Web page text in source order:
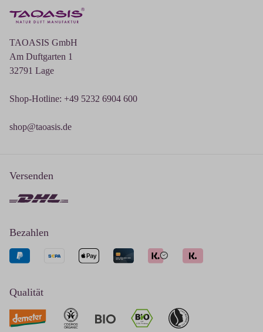
TAOASIS GmbH
Am Duftgarten 1
32791 Lage
Shop-Hotline: +49 5232 6904 600
shop@taoasis.de
Versenden
Bezahlen
Qualität